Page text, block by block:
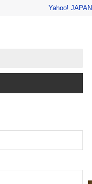
Yahoo! JAPAN